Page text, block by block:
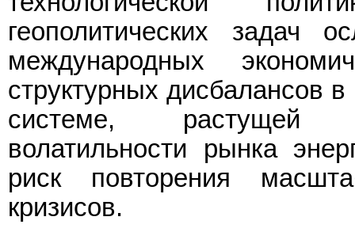
геополитических задач
международных
структурных дисбалансов
системе, растущей
волатильности рынка
риск повторения
кризисов.